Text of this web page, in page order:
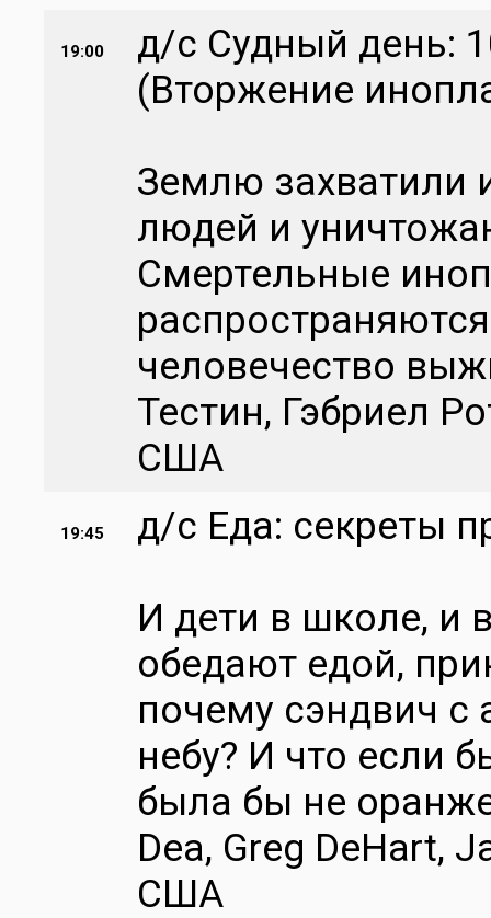
19:00
д/с Судный день:
(Вторжение
Землю захватили
людей и
Смертельные
человечество
Тестин, Гэбриел
США
19:45
д/с Еда: секреты
И дети в школе, и
обедают едой,
почему сэндвич
небу? И что если
была бы не
Dea, Greg DeHart,
США